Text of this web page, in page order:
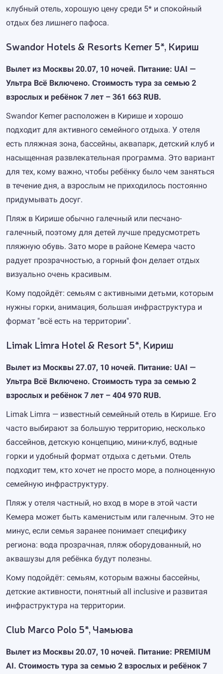
клубный отель, хорошую цену среди 5* и спокойный
отдых без лишнего пафоса.
Swandor Hotels & Resorts Kemer 5*, Кириш
Вылет из Москвы 20.07, 10 ночей. Питание: UAI —
Ультра Всё Включено. Стоимость тура за семью 2
взрослых и ребёнок 7 лет – 361 663 RUB.
Swandor Kemer расположен в Кирише и хорошо
подходит для активного семейного отдыха. У отеля
есть пляжная зона, бассейны, аквапарк, детский клуб и
насыщенная развлекательная программа. Это вариант
для тех, кому важно, чтобы ребёнку было чем заняться
в течение дня, а взрослым не приходилось постоянно
придумывать досуг.
Пляж в Кирише обычно галечный или песчано-
галечный, поэтому для детей лучше предусмотреть
пляжную обувь. Зато море в районе Кемера часто
радует прозрачностью, а горный фон делает отдых
визуально очень красивым.
Кому подойдёт: семьям с активными детьми, которым
нужны горки, анимация, большая инфраструктура и
формат "всё есть на территории".
Limak Limra Hotel & Resort 5*, Кириш
Вылет из Москвы 27.07, 10 ночей. Питание: UAI —
Ультра Всё Включено. Стоимость тура за семью 2
взрослых и ребёнок 7 лет – 404 970 RUB.
Limak Limra — известный семейный отель в Кирише. Его
часто выбирают за большую территорию, несколько
бассейнов, детскую концепцию, мини-клуб, водные
горки и удобный формат отдыха с детьми. Отель
подходит тем, кто хочет не просто море, а полноценную
семейную инфраструктуру.
Пляж у отеля частный, но вход в море в этой части
Кемера может быть каменистым или галечным. Это не
минус, если семья заранее понимает специфику
региона: вода прозрачная, пляж оборудованный, но
аквашузы для ребёнка будут полезны.
Кому подойдёт: семьям, которым важны бассейны,
детские активности, понятный all inclusive и развитая
инфраструктура на территории.
Club Marco Polo 5*, Чамьюва
Вылет из Москвы 20.07, 10 ночей. Питание: PREMIUM
AI. Стоимость тура за семью 2 взрослых и ребёнок 7